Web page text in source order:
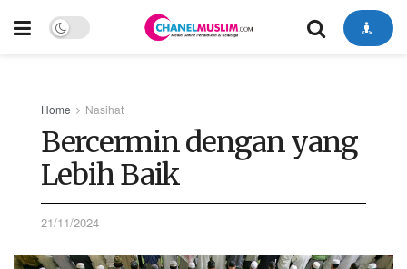
Home Nasihat
Bercermin dengan yang
Lebih Baik
21/11/2024